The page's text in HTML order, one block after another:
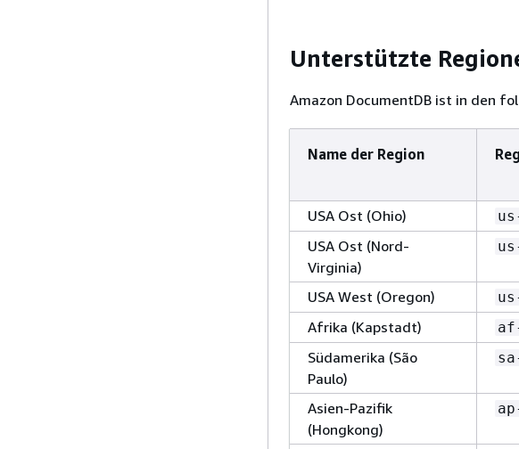
Unterstützte
Amazon DocumentDB ist in den
Name der Region
USA Ost (Ohio)
USA Ost (Nord-
Virginia)
USA West (Oregon)
Afrika (Kapstadt)
Südamerika (São
Paulo)
Asien-Pazifik
(Hongkong)